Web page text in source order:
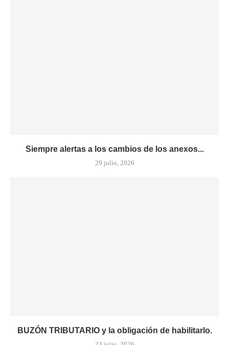
Siempre alertas a los cambios de los anexos...
29 julio, 2026
BUZÓN TRIBUTARIO y la obligación de habilitarlo.